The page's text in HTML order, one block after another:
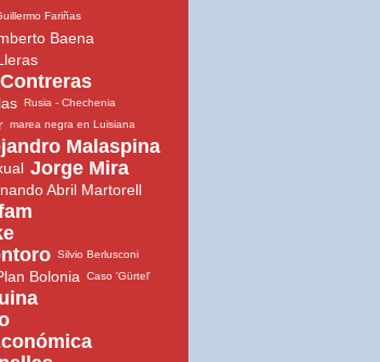
Fariñas
Baena
Rusia - Chechenia
marea negra en Luisiana
Malaspina
Jorge Mira
Abril Martorell
Silvio Berlusconi
Bolonia Caso 'Gürtel'